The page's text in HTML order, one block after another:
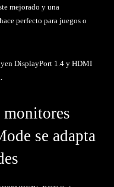
mejorado y una
perfecto para juegos o
DisplayPort 1.4 y HDMI
monitores
se adapta